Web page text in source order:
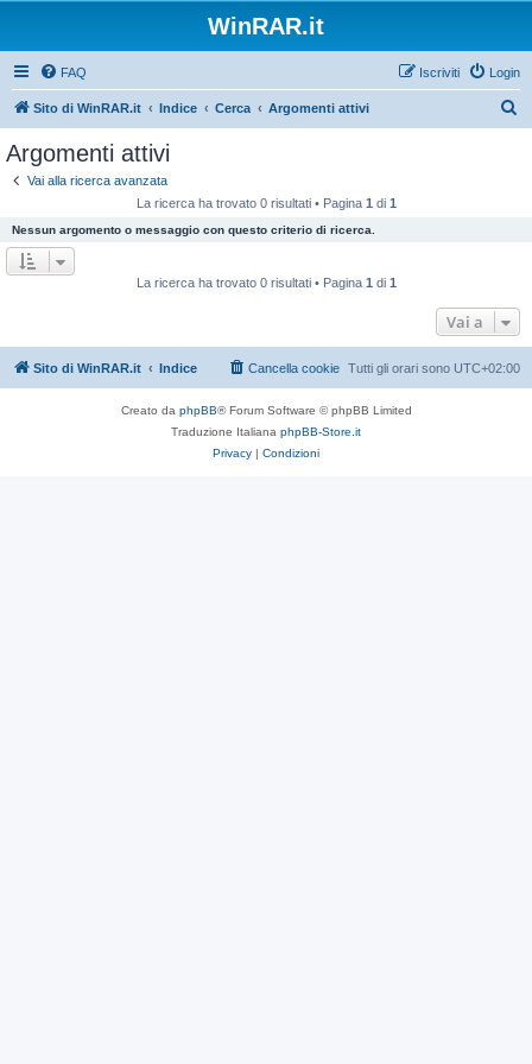
WinRAR.it
FAQ Login
Iscriviti
Sito di WinRAR.it Indice Cerca Argomenti attivi
Argomenti attivi
Vai alla ricerca avanzata
La ricerca ha trovato 0 risultati • Pagina 1 di 1
Nessun argomento o messaggio con questo criterio di ricerca.
La ricerca ha trovato 0 risultati • Pagina 1 di 1
Vai a
Sito di WinRAR.it Indice Tutti gli orari sono UTC+02:00
Cancella cookie
Creato da phpBB® Forum Software © phpBB Limited
Traduzione Italiana phpBB-Store.it
Privacy | Condizioni